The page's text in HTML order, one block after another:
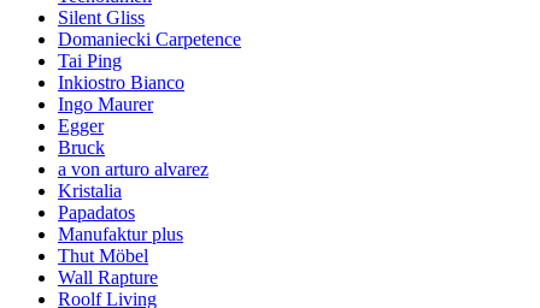
Silent Gliss
Domaniecki Carpetence
Tai Ping
Inkiostro Bianco
Ingo Maurer
Egger
Bruck
a von arturo alvarez
Kristalia
Papadatos
Manufaktur plus
Thut Möbel
Wall Rapture
Roolf Living